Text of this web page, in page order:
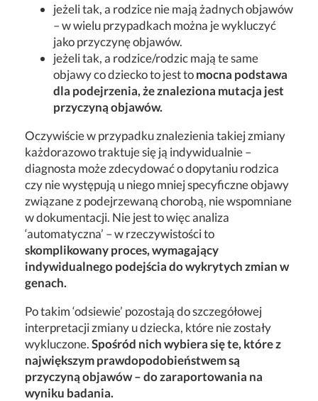
jeżeli tak, a rodzice nie mają żadnych objawów
– w wielu przypadkach można je wykluczyć
jako przyczynę objawów.
jeżeli tak, a rodzice/rodzic mają te same
objawy co dziecko to jest tomocna podstawa
dla podejrzenia, że znaleziona mutacja jest
przyczyną objawów.
Oczywiście w przypadku znalezienia takiej zmiany
każdorazowo traktuje się ją indywidualnie –
diagnosta może zdecydować o dopytaniu rodzica
czy nie występują u niego mniej specyficzne objawy
związane z podejrzewaną chorobą, nie wspomniane
w dokumentacji. Nie jest to więc analiza
‘automatyczna’ – w rzeczywistości to
skomplikowany proces, wymagający
indywidualnego podejścia do wykrytych zmian w
genach.
Po takim ‘odsiewie’ pozostają do szczegółowej
interpretacji zmiany u dziecka, które nie zostały
wykluczone.Spośród nich wybiera się te, które z
największym prawdopodobieństwem są
przyczyną objawów – do zaraportowania na
wyniku badania.